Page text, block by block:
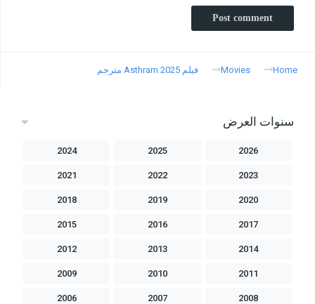
Home
Movies فيلم Asthram 2025 مترجم
سنوات العرض
2026
2025
2024
2023
2022
2021
2020
2019
2018
2017
2016
2015
2014
2013
2012
2011
2010
2009
2008
2007
2006